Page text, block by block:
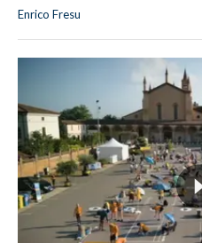
Enrico Fresu